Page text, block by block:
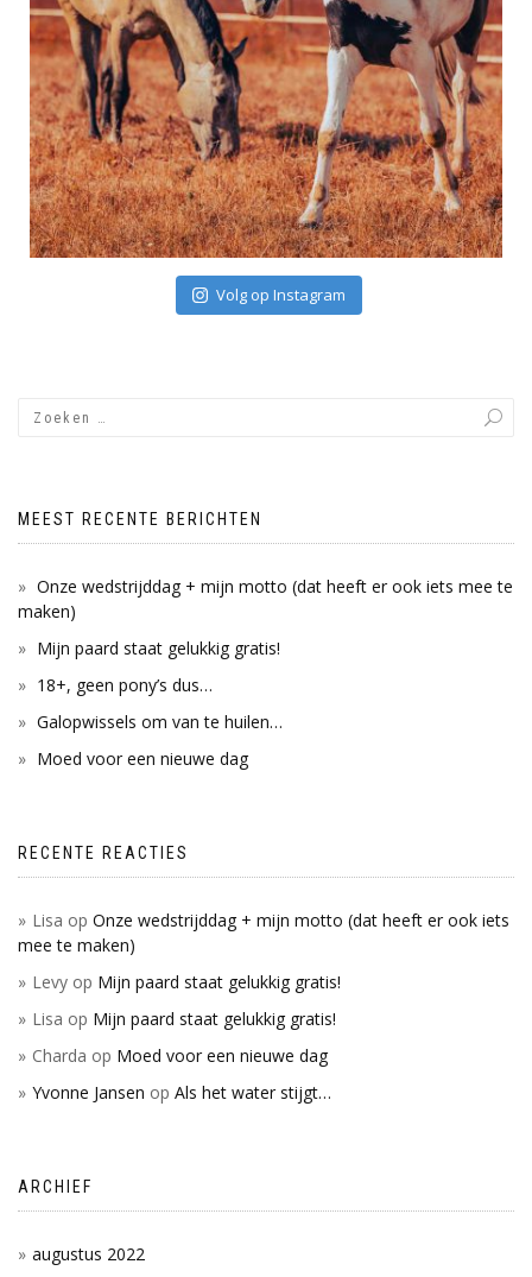
Volg op Instagram
MEEST RECENTE BERICHTEN
Onze wedstrijddag + mijn motto (dat heeft er ook iets mee te
maken)
Mijn paard staat gelukkig gratis!
18+, geen pony’s dus…
Galopwissels om van te huilen…
Moed voor een nieuwe dag
RECENTE REACTIES
Lisa op Onze wedstrijddag + mijn motto (dat heeft er ook iets
mee te maken)
Levy op Mijn paard staat gelukkig gratis!
Lisa op Mijn paard staat gelukkig gratis!
Charda op Moed voor een nieuwe dag
Yvonne Jansen op Als het water stijgt…
ARCHIEF
augustus 2022